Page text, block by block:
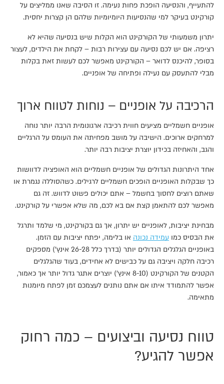
להתעייף, והנסיעה הופכת פחות נעימה. זו הסיבה שאנו ממליצים על
קורקינט בעיקר למי שהנסיעות היומיומיות שלהם הן קצרות יחסית.
יתרון משמעותי של הקורקינט הוא הקלות שיש בנסיעה שהיא לא
רציפה. אם יש לכם נסיעה עם עצירות רבות – לקחת את הילדים, לעצור
בסופר, להיכנס לדואר – הקורקינט מאפשר לכם לעשות זאת בקלות
מבלי להתעסק עם נעילה ופתיחה של אופניים.
הרכיבה על אופניים – נוחות לטווח ארוך
אופניים חשמליים מציעים חווית רכיבה ארגונומית הרבה יותר נוחה
למרחקים ארוכים. הישיבה על מושב מפחיתה את העומס על הרגליים
והגב, והאחיזה בכידון יוצרת יציבות רבה יותר.
אחד היתרונות הגדולים של אופניים חשמליים הוא האופציה לדוושות
כך שבקלות האופניים הופכים חשמליים לרגילים. כשהסוללה נגמרת או
שאתם רוצים לחסוך בחשמל – אתם יכולים פשוט לדווש. זה גם
מאפשר לכם להתאמן קצת אם בא לכם, מה שלא אפשרי על קורקינט.
מבחינת יציבות, לאופניים יש יתרון, אך גם בקורקינט, מי שלמד ותרגל
את הבסיס כמו עמידה נכונה או בלימה, יפתח יציבות עם הזמן.
באופניים הגלגלים הגדולים יותר (בדרך כלל 26-28 אינץ') מספקים
רכיבה חלקה ויציבה גם על כבישים לא אחידים, בעוד שהגלגלים
הקטנים של הקורקינט (8-10 אינץ') יוצרים אתגר גדול יותר אך כאמור,
אפשר להתמודד איתו אם אתם נותנים לעצמכם זמן לפתח מיומנות
מתאימה.
טווח נסיעה וביצועים – כמה רחוק
אפשר להגיע?